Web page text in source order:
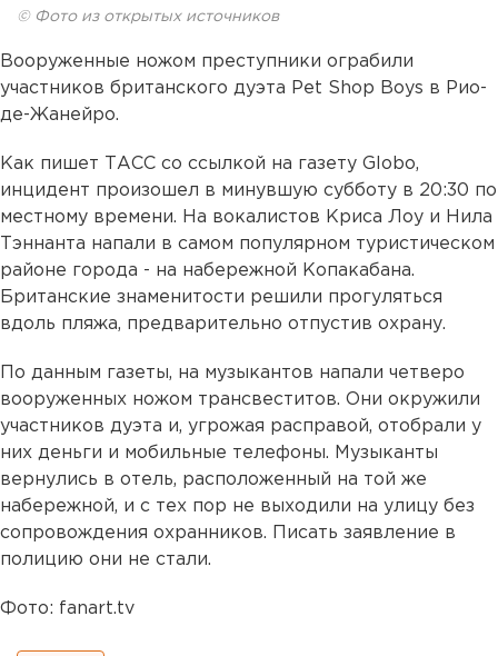
© Фото из открытых источников
Вооруженные ножом преступники ограбили
участников британского дуэта Pet Shop Boys в Рио-
де-Жанейро.
Как пишет ТАСС со ссылкой на газету Globo,
инцидент произошел в минувшую субботу в 20:30 по
местному времени. На вокалистов Криса Лоу и Нила
Тэннанта напали в самом популярном туристическом
районе города - на набережной Копакабана.
Британские знаменитости решили прогуляться
вдоль пляжа, предварительно отпустив охрану.
По данным газеты, на музыкантов напали четверо
вооруженных ножом трансвеститов. Они окружили
участников дуэта и, угрожая расправой, отобрали у
них деньги и мобильные телефоны. Музыканты
вернулись в отель, расположенный на той же
набережной, и с тех пор не выходили на улицу без
сопровождения охранников. Писать заявление в
полицию они не стали.
Фото: fanart.tv